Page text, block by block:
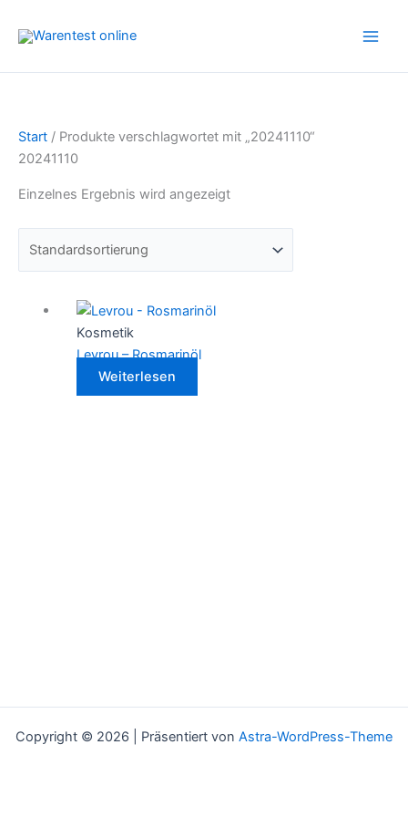
Inhalt
Start / Produkte verschlagwortet mit „20241110“
20241110
Einzelnes Ergebnis wird angezeigt
Kosmetik
Levrou – Rosmarinöl
Weiterlesen
Copyright © 2026 | Präsentiert von Astra-WordPress-Theme